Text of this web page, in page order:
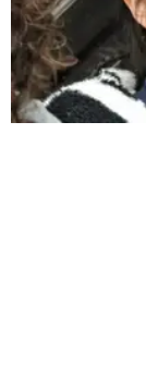
El tiempo
Fúnebres